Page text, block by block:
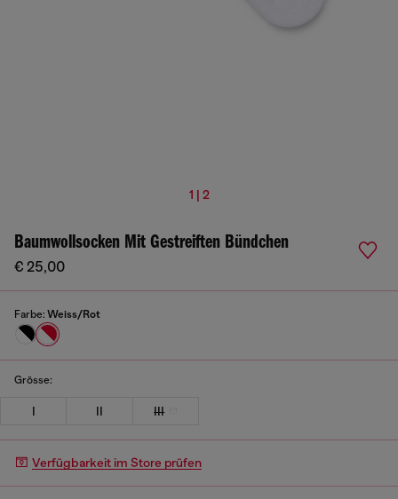
1 | 2
Baumwollsocken Mit Gestreiften Bündchen
€ 25,00
Farbe: Weiss/Rot
Grösse:
I II III
Verfügbarkeit im Store prüfen